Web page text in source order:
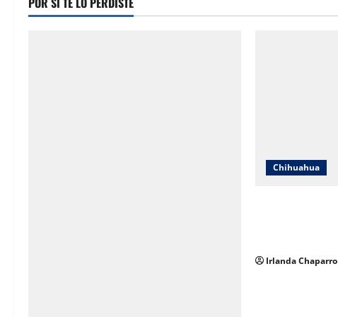
Chihuahua
Irlanda Chaparro